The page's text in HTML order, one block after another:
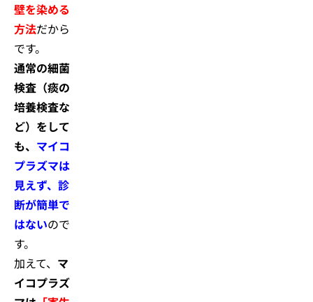
壁を染める
方法だから
です。
通常の細菌
検査（痰の
培養検査な
ど）をして
も、 マイコ
プラズマは
見えず、診
断が簡単で
はないので
す。
加えて、 マ
イコプラズ